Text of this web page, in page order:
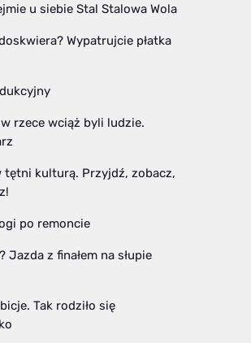
u siebie Stal Stalowa Wola
Wypatrujcie płatka
w rzece wciąż byli ludzie.
tętni kulturą. Przyjdź, zobacz,
po remoncie
Jazda z finałem na słupie
Tak rodziło się